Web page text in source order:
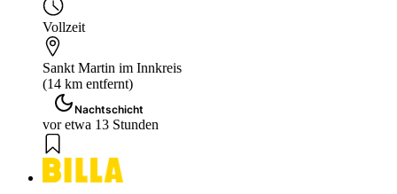
Vollzeit
Sankt Martin im Innkreis
(14 km entfernt)
Nachtschicht
vor etwa 13 Stunden